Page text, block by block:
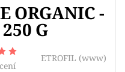
ORGANIC -
G
ETROFIL (www)